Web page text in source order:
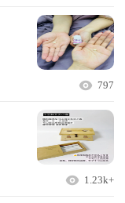
797
1.23k+